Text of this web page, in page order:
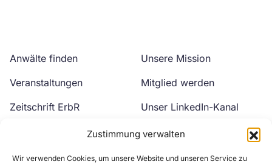
Zustimmung verwalten
Wir verwenden Cookies, um unsere Website und unseren Service zu
Anwälte finden
Veranstaltungen
Zeitschrift ErbR
Unsere Mission
Mitglied werden
Unser LinkedIn-Kanal
Unser YouTube-Kanal